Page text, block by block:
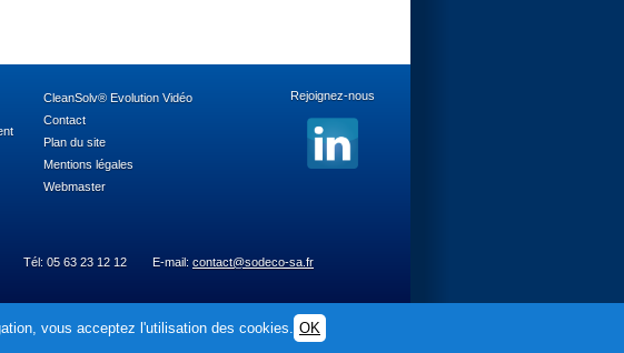
CleanSolv® Evolution Vidéo
Contact
Plan du site
Mentions légales
Webmaster
Rejoignez-nous
Tél: 05 63 23 12 12 E-mail: contact@sodeco-sa.fr
vous acceptez l'utilisation des cookies. OK